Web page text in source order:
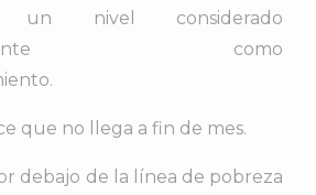
un nivel considerado
como
que no llega a fin de mes.
debajo de la línea de pobreza